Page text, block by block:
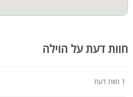
חוות דעת על הוילה
1 חוות דעת